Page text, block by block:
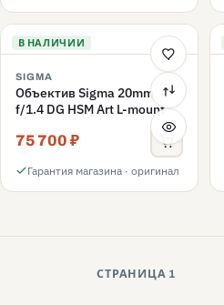
В НАЛИЧИИ
SIGMA
Объектив Sigma 20mm
f/1.4 DG HSM Art L-mount
75 700 ₽
Гарантия магазина · оригинал
СТРАНИЦА 1